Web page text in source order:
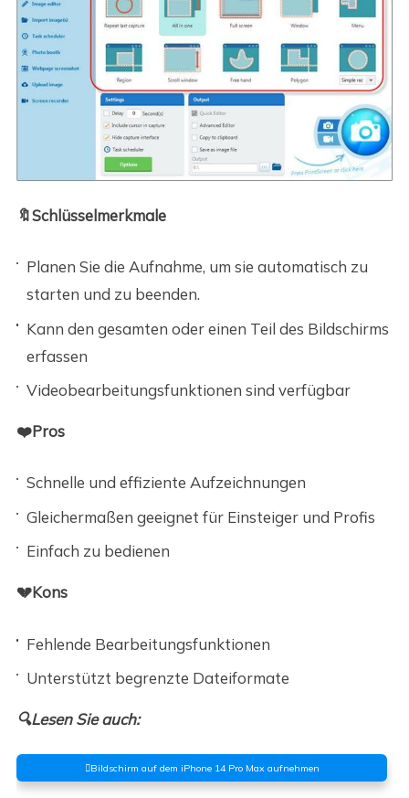
🔖Schlüsselmerkmale
Planen Sie die Aufnahme, um sie automatisch zu
starten und zu beenden.
Kann den gesamten oder einen Teil des Bildschirms
erfassen
Videobearbeitungsfunktionen sind verfügbar
❤️Pros
Schnelle und effiziente Aufzeichnungen
Gleichermaßen geeignet für Einsteiger und Profis
Einfach zu bedienen
💔Kons
Fehlende Bearbeitungsfunktionen
Unterstützt begrenzte Dateiformate
🔍Lesen Sie auch:
Bildschirm auf dem iPhone 14 Pro Max aufnehmen